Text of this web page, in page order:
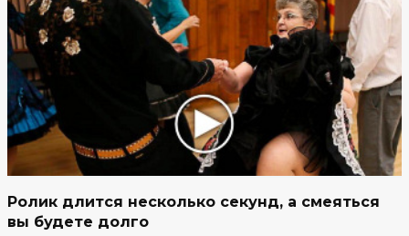
Ролик длится несколько секунд, а смеяться
вы будете долго